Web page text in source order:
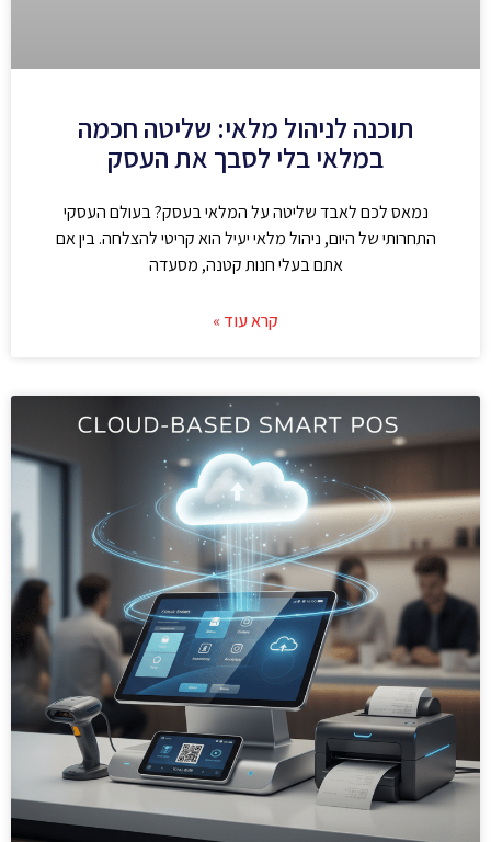
תוכנה לניהול מלאי: שליטה חכמה
במלאי בלי לסבך את העסק
נמאס לכם לאבד שליטה על המלאי בעסק? בעולם העסקי
התחרותי של היום, ניהול מלאי יעיל הוא קריטי להצלחה. בין אם
אתם בעלי חנות קטנה, מסעדה
קרא עוד »